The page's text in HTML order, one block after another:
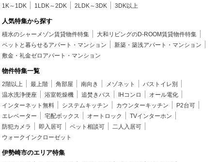
1K～1DK 1LDK～2DK 2LDK～3DK 3DK以上
人気特集から探す
積水のシャーメゾン賃貸物件特集
大和リビングのD-ROOM賃貸物件特集
ペットと暮らせるアパート・マンション
新築・築浅アパート・マンション
敷金・礼金ゼロアパート・マンション
物件特集一覧
2階以上 最上階 角部屋 南向き メゾネット
バストイレ別
温水洗浄便座
浴室乾燥機 追焚きバス IHコンロ
オール電化
インターネット無料
システムキッチン カウンターキッチン
P2台可
エレベーター
宅配ボックス オートロック
TVインターホン
防犯カメラ
即入居可 ペット相談可
二人入居可
ウォークインクローゼット
伊勢崎市のエリア特集